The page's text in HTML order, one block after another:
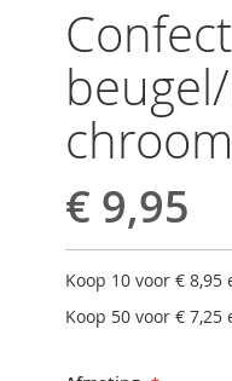
chroom
€ 9,95
Koop 10 voor € 8,95
Koop 50 voor € 7,25